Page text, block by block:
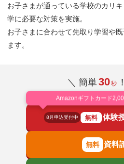
お子さまが通っている学校のカリ
学に必要な対策を実施。
お子さまに合わせて先取り学習や
ます。
＼ 簡単30秒
Amazonギフトカード
8月申込受付中 無料 体験
資料